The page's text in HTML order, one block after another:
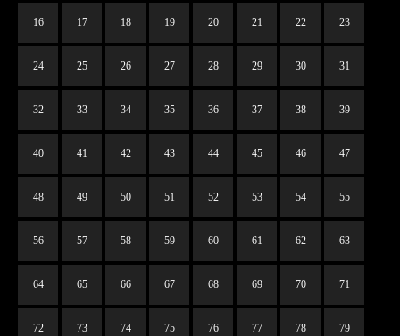
16 17 18 19 20 21 22 23
24 25 26 27 28 29 30 31
32 33 34 35 36 37 38 39
40 41 42 43 44 45 46 47
48 49 50 51 52 53 54 55
56 57 58 59 60 61 62 63
64 65 66 67 68 69 70 71
72 73 74 75 76 77 78 79